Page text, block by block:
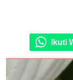
Ikuti